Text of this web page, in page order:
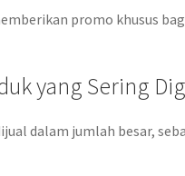
promo khusus
yang Sering
dalam jumlah besar,